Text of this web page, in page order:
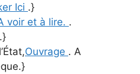
Ici .}
voir et à lire. .
Ouvrage . A